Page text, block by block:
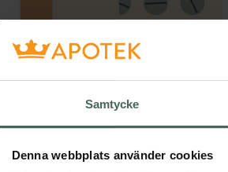
Samtycke
Denna webbplats använder cookies